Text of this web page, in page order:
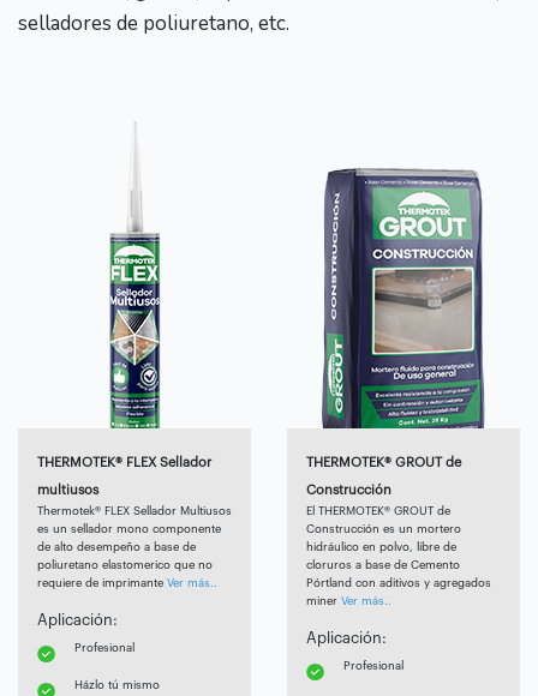
selladores de poliuretano, etc.
THERMOTEK® FLEX Sellador
multiusos
Thermotek® FLEX Sellador Multiusos
es un sellador mono componente
de alto desempeño a base de
poliuretano elastomerico que no
requiere de imprimante Ver más..
Aplicación:
Profesional
Házlo tú mismo
THERMOTEK® GROUT de
Construcción
El THERMOTEK® GROUT de
Construcción es un mortero
hidráulico en polvo, libre de
cloruros a base de Cemento
Pórtland con aditivos y agregados
miner Ver más..
Aplicación:
Profesional